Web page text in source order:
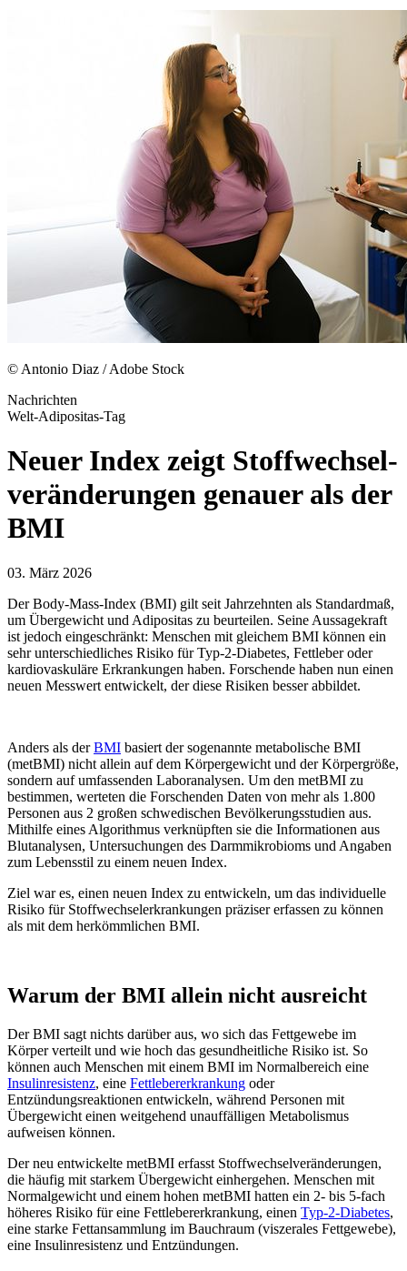
© Antonio Diaz / Adobe Stock
Nachrichten
Welt-Adipositas-Tag
Neuer Index zeigt Stoffwechsel­
veränderungen genauer als der
BMI
03. März 2026
Der Body-Mass-Index (BMI) gilt seit Jahrzehnten als Standardmaß,
um Übergewicht und Adipositas zu beurteilen. Seine Aussagekraft
ist jedoch eingeschränkt: Menschen mit gleichem BMI können ein
sehr unterschiedliches Risiko für Typ-2-Diabetes, Fettleber oder
kardiovaskuläre Erkrankungen haben. Forschende haben nun einen
neuen Messwert entwickelt, der diese Risiken besser abbildet.
Anders als derBMI basiert der sogenannte metabolische BMI
(metBMI) nicht allein auf dem Körpergewicht und der Körpergröße,
sondern auf umfassenden Laboranalysen. Um den metBMI zu
bestimmen, werteten die Forschenden Daten von mehr als 1.800
Personen aus 2 großen schwedischen Bevölkerungsstudien aus.
Mithilfe eines Algorithmus verknüpften sie die Informationen aus
Blutanalysen, Untersuchungen des Darmmikrobioms und Angaben
zum Lebensstil zu einem neuen Index.
Ziel war es, einen neuen Index zu entwickeln, um das individuelle
Risiko für Stoffwechselerkrankungen präziser erfassen zu können
als mit dem herkömmlichen BMI.
Warum der BMI allein nicht ausreicht
Der BMI sagt nichts darüber aus, wo sich das Fettgewebe im
Körper verteilt und wie hoch das gesundheitliche Risiko ist. So
können auch Menschen mit einem BMI im Normalbereich eine
Insulinresistenz, eine Fettlebererkrankung oder
Entzündungsreaktionen entwickeln, während Personen mit
Übergewicht einen weitgehend unauffälligen Metabolismus
aufweisen können.
Der neu entwickelte metBMI erfasst Stoffwechselveränderungen,
die häufig mit starkem Übergewicht einhergehen. Menschen mit
Normalgewicht und einem hohen metBMI hatten ein 2- bis 5-fach
höheres Risiko für eine Fettlebererkrankung, einen Typ-2-Diabetes,
eine starke Fettansammlung im Bauchraum (viszerales Fettgewebe),
eine Insulinresistenz und Entzündungen.